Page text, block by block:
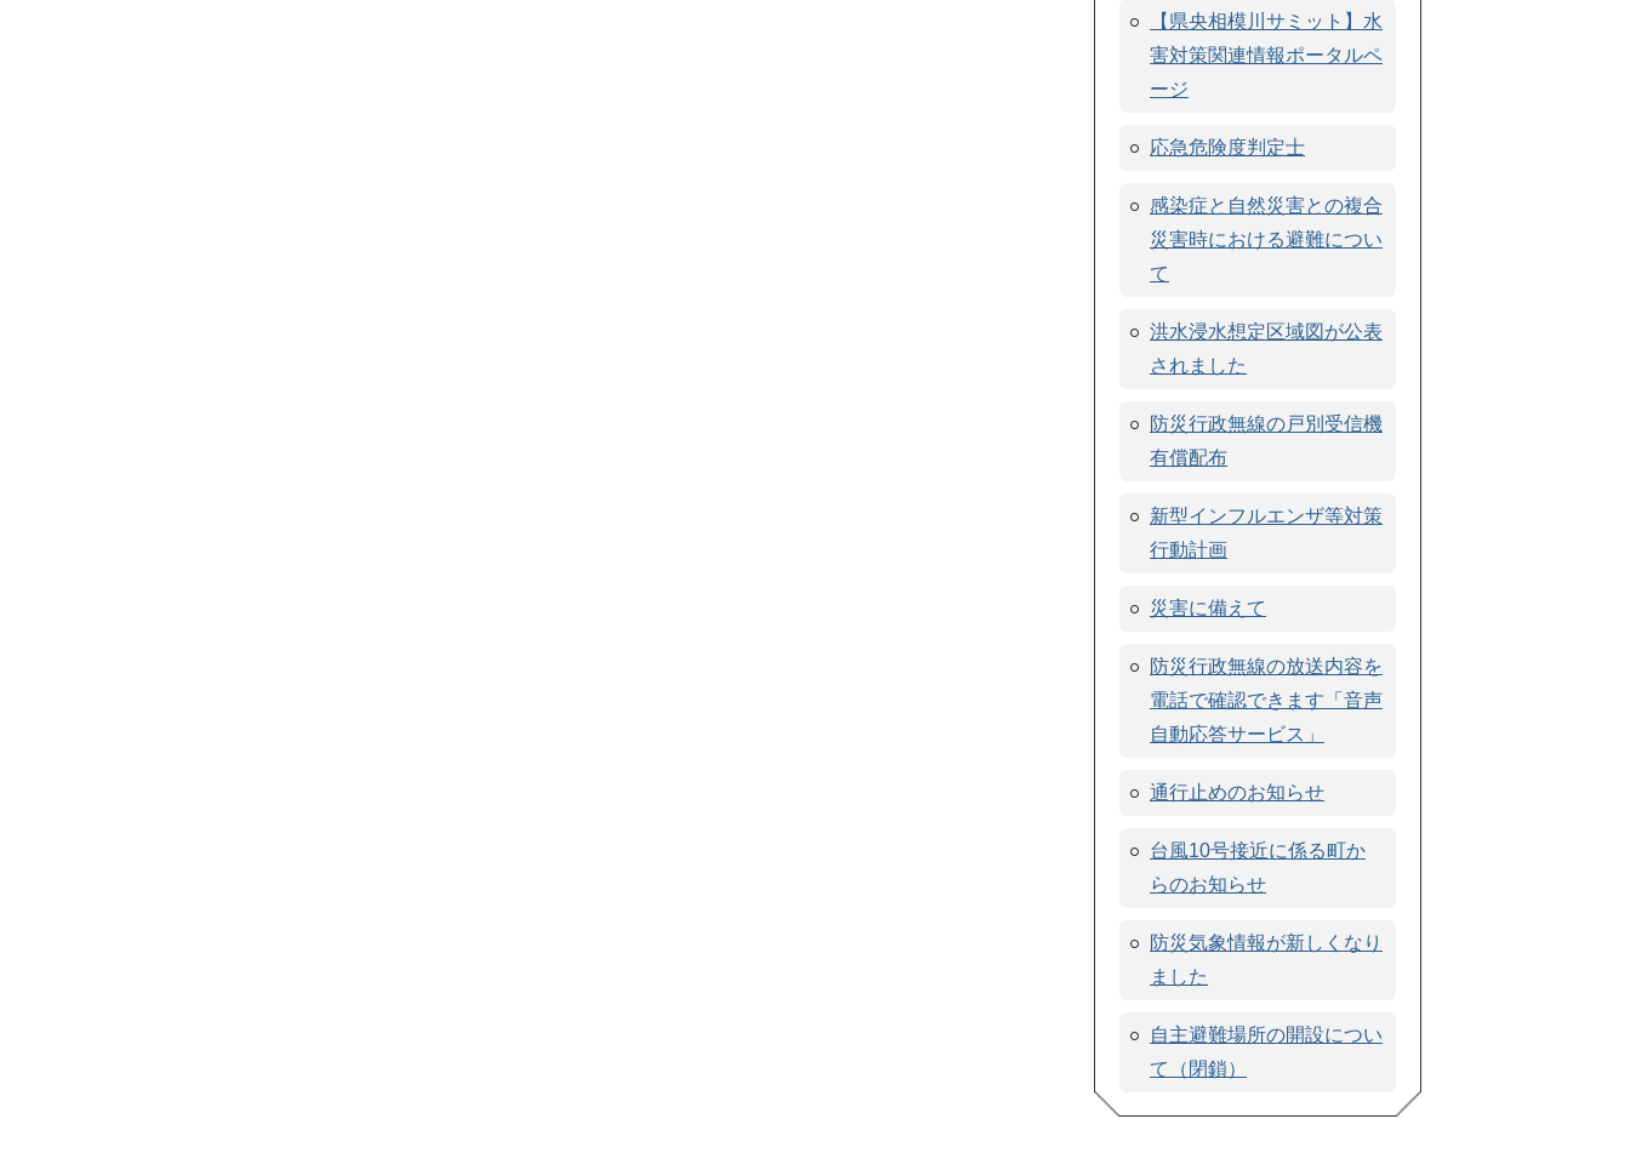
【県央相模川サミット】水
害対策関連情報ポータルペ
ージ
応急危険度判定士
感染症と自然災害との複合
災害時における避難につい
て
洪水浸水想定区域図が公表
されました
防災行政無線の戸別受信機
有償配布
新型インフルエンザ等対策
行動計画
災害に備えて
防災行政無線の放送内容を
電話で確認できます「音声
自動応答サービス」
通行止めのお知らせ
台風10号接近に係る町か
らのお知らせ
防災気象情報が新しくなり
ました
自主避難場所の開設につい
て（閉鎖）